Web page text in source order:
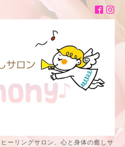
ーリングサロン、心と身体の癒しサ